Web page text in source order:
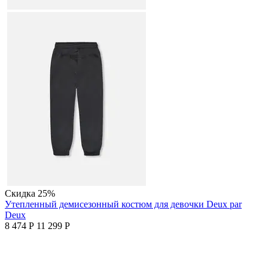
Скидка 25%
Утепленный демисезонный костюм для девочки Deux par
Deux
8 474 Р 11 299 Р